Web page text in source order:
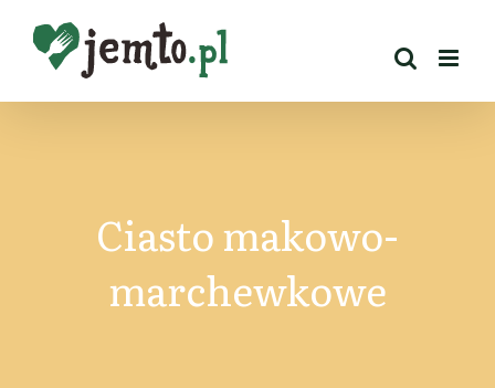
zawartości
Ciasto makowo-
marchewkowe